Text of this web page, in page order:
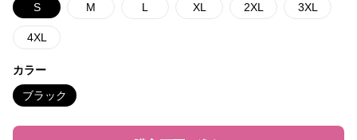
S M L XL 2XL 3XL
4XL
カラー
ブラック